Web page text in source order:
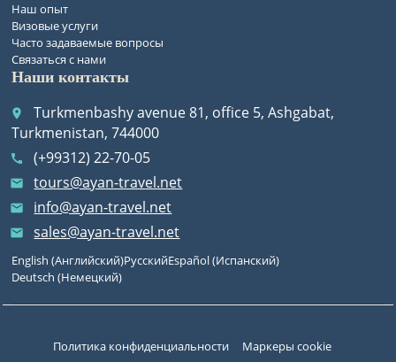
Наш опыт
Визовые услуги
Часто задаваемые вопросы
Связаться с нами
Наши контакты
place
Turkmenbashy avenue 81, office 5, Ashgabat,
Turkmenistan, 744000
call (+99312) 22-70-05
email tours@ayan-travel.net
email info@ayan-travel.net
email sales@ayan-travel.net
English (Английский)РусскийEspañol(Испанский)
Deutsch (Немецкий)
Политика конфиденциальности
Маркеры cookie